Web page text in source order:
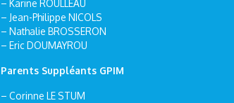
– Karine ROULLEAU
– Jean-Philippe NICOLS
– Nathalie BROSSERON
– Eric DOUMAYROU
Parents Suppléants GPIM
– Corinne LE STUM